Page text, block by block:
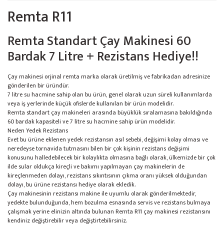
Remta R11
Remta Standart Çay Makinesi 60
Bardak 7 Litre + Rezistans Hediye!!
Çay makinesi orjinal remta marka olarak üretilmiş ve fabrikadan adresinize
gönderilen bir üründür.
7 litre su hacmine sahip olan bu ürün, genel olarak uzun süreli kullanımlarda
veya iş yerlerinde küçük ofislerde kullanılan bir ürün modelidir.
Remta standart çay makineleri arasında büyüklük sıralamasına bakıldığında
60 bardak kapasiteli ve 7 litre su hacmine sahip ürün modelidir.
Neden Yedek Rezistans
Evet bu ürüne eklenen yedek rezistansın asıl sebebi, değişimi kolay olması ve
neredeyse tornavida tutmasını bilen bir çok kişinin rezistans değişimi
konusunu halledebilecek bir kolaylıkta olmasına bağlı olarak, ülkemizde bir çok
ilde sular oldukça kireçli ve bakımı yapılmayan çay makinelerin de
kireçlenmeden dolayı, rezistans sıkıntısının çıkma oranı yüksek olduğundan
dolayı, bu ürüne rezistansı hediye olarak ekledik.
Çay makinesinin rezistansı makine ile uyumlu olarak gönderilmektedir,
yedekte bulunduğunda, hem bozulma esnasında servis ve rezistans bulmaya
çalışmak yerine elinizin altında bulunan Remta R11 çay makinesi rezistansını
kendiniz değiştirebilir veya değiştirtebilirsiniz.